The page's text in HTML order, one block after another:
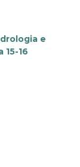
e
16